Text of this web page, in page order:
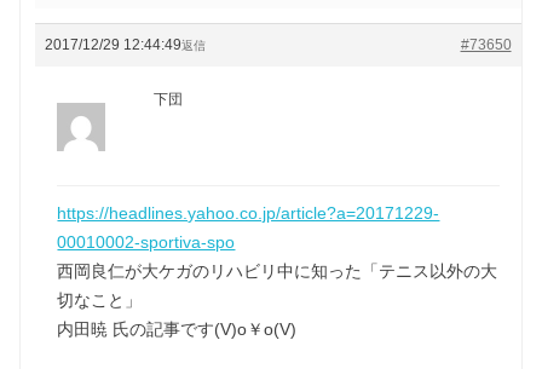
2017/12/29 12:44:49 #73650
返信
下団
https://headlines.yahoo.co.jp/article?a=20171229-
00010002-sportiva-spo
西岡良仁が大ケガのリハビリ中に知った「テニス以外の大
切なこと」
内田暁 氏の記事です(V)o￥o(V)